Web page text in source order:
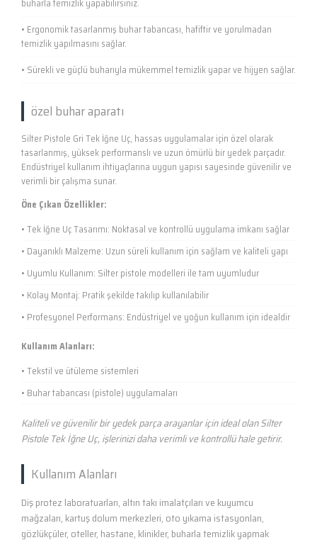
buharla temizlik yapabilirsiniz.
• Ergonomik tasarlanmış buhar tabancası, hafiftir ve yorulmadan
temizlik yapılmasını sağlar.
• Sürekli ve güçlü buharıyla mükemmel temizlik yapar ve hijyen sağlar.
özel buhar aparatı
Silter Pistole Gri Tek İğne Uç, hassas uygulamalar için özel olarak
tasarlanmış, yüksek performanslı ve uzun ömürlü bir yedek parçadır.
Endüstriyel kullanım ihtiyaçlarına uygun yapısı sayesinde güvenilir ve
verimli bir çalışma sunar.
Öne Çıkan Özellikler:
• Tek İğne Uç Tasarımı: Noktasal ve kontrollü uygulama imkanı sağlar
• Dayanıklı Malzeme: Uzun süreli kullanım için sağlam ve kaliteli yapı
• Uyumlu Kullanım: Silter pistole modelleri ile tam uyumludur
• Kolay Montaj: Pratik şekilde takılıp kullanılabilir
• Profesyonel Performans: Endüstriyel ve yoğun kullanım için idealdir
Kullanım Alanları:
• Tekstil ve ütüleme sistemleri
• Buhar tabancası (pistole) uygulamaları
Kaliteli ve güvenilir bir yedek parça arayanlar için ideal olan Silter
Pistole Tek İğne Uç, işlerinizi daha verimli ve kontrollü hale getirir.
Kullanım Alanları
Diş protez laboratuarları, altın takı imalatçıları ve kuyumcu
mağzaları, kartuş dolum merkezleri, oto yıkama istasyonları,
gözlükçüler, oteller, hastane, klinikler, buharla temizlik yapmak